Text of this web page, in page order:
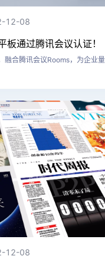
12-08
板通过腾讯会议认证！
融合腾讯会议Rooms，为企业
12-08